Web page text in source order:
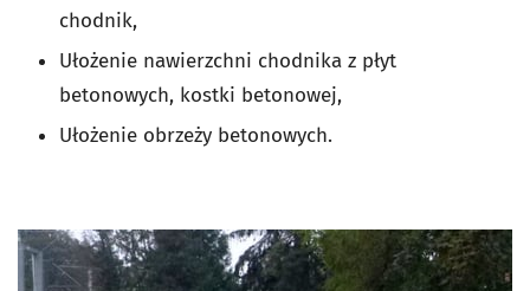
chodnik,
Ułożenie nawierzchni chodnika z płyt
betonowych, kostki betonowej,
Ułożenie obrzeży betonowych.